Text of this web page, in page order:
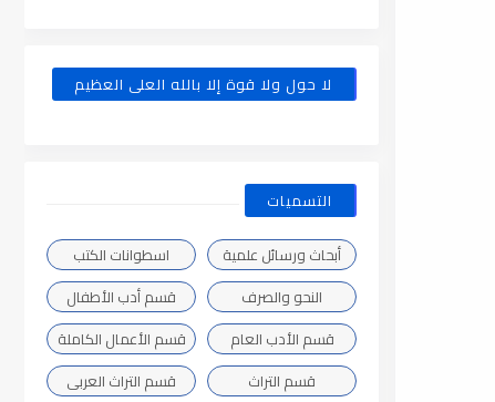
لا حول ولا قوة إلا بالله العلى العظيم
التسميات
أبحاث ورسائل علمية
اسطوانات الكتب
النحو والصرف
قسم أدب الأطفال
قسم الأدب العام
قسم الأعمال الكاملة
قسم التراث
قسم التراث العربى